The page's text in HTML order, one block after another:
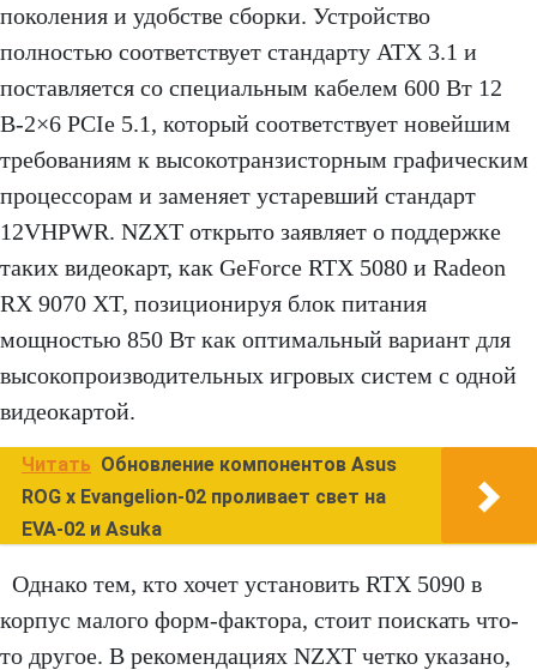
поколения и удобстве сборки. Устройство
полностью соответствует стандарту ATX 3.1 и
поставляется со специальным кабелем 600 Вт 12
В‑2×6 PCIe 5.1, который соответствует новейшим
требованиям к высокотранзисторным графическим
процессорам и заменяет устаревший стандарт
12VHPWR. NZXT открыто заявляет о поддержке
таких видеокарт, как GeForce RTX 5080 и Radeon
RX 9070 XT, позиционируя блок питания
мощностью 850 Вт как оптимальный вариант для
высокопроизводительных игровых систем с одной
видеокартой.
Читать Обновление компонентов Asus
ROG x Evangelion-02 проливает свет на
EVA-02 и Asuka
Однако тем, кто хочет установить RTX 5090 в
корпус малого форм-фактора, стоит поискать что-
то другое. В рекомендациях NZXT четко указано,